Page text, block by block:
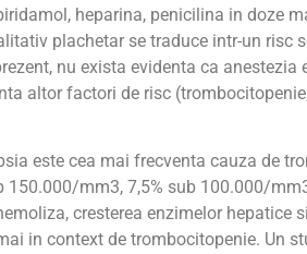
heparina, penicilina in doze
plachetar se traduce intr-un risc
nu exista evidenta ca
altor factori de risc
este cea mai frecventa cauza de
mm3, 7,5% sub 100.000/
cresterea enzimelor hepatice
in context de trombocitopenie. Un